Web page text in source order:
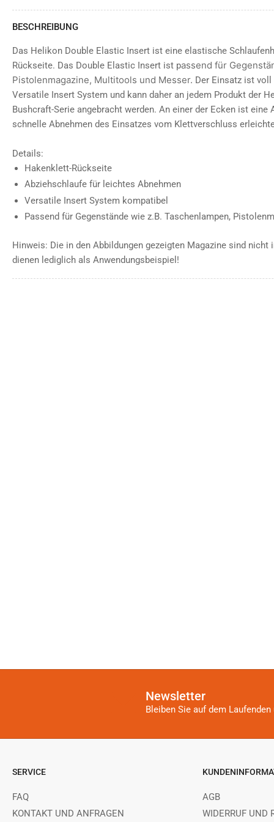
BESCHREIBUNG
Das Helikon Double Elastic Insert ist eine elastische
Rückseite. Das Double Elastic Insert ist passend für
Pistolenmagazine, Multitools und Messer. Der Einsatz ist
Versatile Insert System und kann daher an jedem Produkt der
Bushcraft-Serie angebracht werden. An einer der Ecken ist eine
schnelle Abnehmen des Einsatzes vom Klettverschluss
Details:
Hakenklett-Rückseite
Abziehschlaufe für leichtes Abnehmen
Versatile Insert System kompatibel
Passend für Gegenstände wie z.B. Taschenlampen,
Hinweis: Die in den Abbildungen gezeigten Magazine sind
dienen lediglich als Anwendungsbeispiel!
Newsletter
Bleiben Sie auf dem
SERVICE
FAQ
KONTAKT UND ANFRAGEN
AGB
WIDERRUF UND